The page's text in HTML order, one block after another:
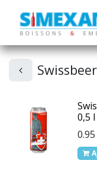
0,5
0.95